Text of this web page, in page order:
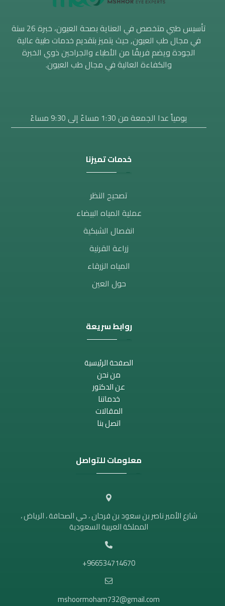
تأسيس طبي متخصص في العناية بصحة العيون، خبرة 26 سنة
في مجال طب العيون, حيث يتميز بتقديم خدمات طبية عالية
الجودة ويضم فريقًا من الأطباء والجراحين ذوي الخبرة
والكفاءة العالية في مجال طب العيون.
يومياً عدا الجمعة من 1:30 مساءََ إلى 9:30 مساءً
خدمات تميزنا
تصحيح النظر​
عملية المياه البيضاء
انفصال الشبكية
زراعة القرنية
المياه الزرقاء
حول العين
روابط سريعة
الصفحة الرئيسية
من نحن
عن الدكتور
خدماتنا
المقالات
اتصل بنا
معلومات للتواصل
شارع الأمير ناصر بن سعود بن فرحان ، حي الصحافة ، الرياض ،
المملكة العربية السعودية
966534714670+
mshoormoham732@gmail.com